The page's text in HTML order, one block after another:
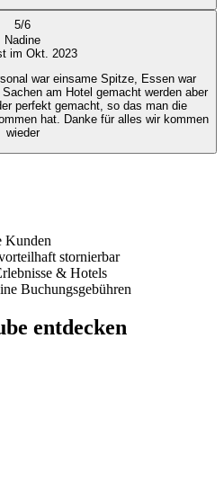
5/6
Nadine
im Okt. 2023
war einsame Spitze, Essen war
am Hotel gemacht werden aber
perfekt gemacht, so das man die
hat. Danke für alles wir kommen
wieder
Kunden
stornierbar
& Hotels
Buchungsgebühren
entdecken